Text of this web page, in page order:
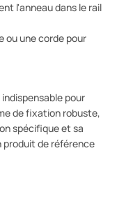
l'anneau dans le rail
ou une corde pour
pour
de fixation robuste,
spécifique et sa
de référence